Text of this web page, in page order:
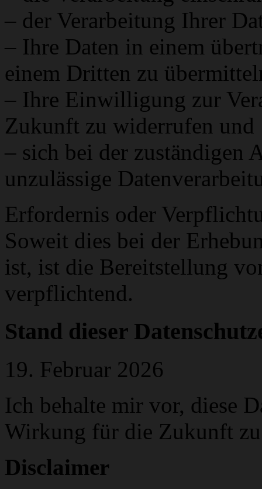
– der Verarbeitung Ihrer
– Ihre Daten in einem
einem Dritten zu
– Ihre Einwilligung zur
Zukunft zu widerrufen und
– sich bei der zuständigen
unzulässige
Erfordernis oder
Soweit dies bei der
ist, ist die Bereitstellung
verpflichtend.
Stand dieser
19. Februar 2026
Ich behalte mir vor, diese
Wirkung für die Zukunft
Disclaimer